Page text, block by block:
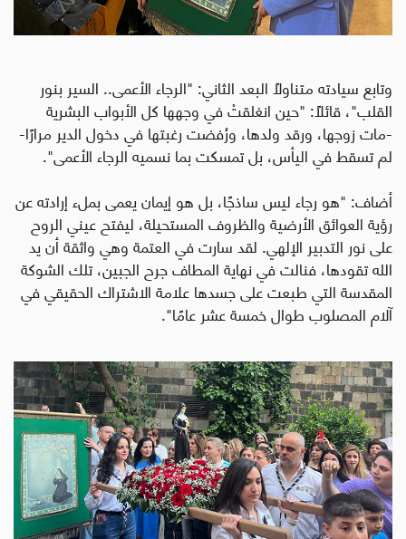
وتابع سيادته متناولًا البعد الثاني: "الرجاء الأعمى.. السير بنور
القلب"، قائلاً: "حين انغلقتْ في وجهها كل الأبواب البشرية
-مات زوجها، ورقد ولدها، ورُفضت رغبتها في دخول الدير مرارًا-
لم تسقط في اليأس، بل تمسكت بما نسميه الرجاء الأعمى".
أضاف: "هو رجاء ليس ساذجًا، بل هو إيمان يعمى بملء إرادته عن
رؤية العوائق الأرضية والظروف المستحيلة، ليفتح عيني الروح
على نور التدبير الإلهي. لقد سارت في العتمة وهي واثقة أن يد
الله تقودها، فنالت في نهاية المطاف جرح الجبين، تلك الشوكة
المقدسة التي طبعت على جسدها علامة الاشتراك الحقيقي في
آلام المصلوب طوال خمسة عشر عامًا".